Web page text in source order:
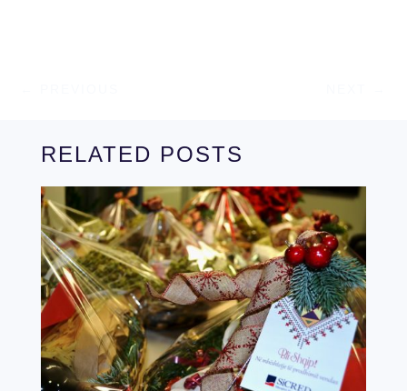
RELATED POSTS